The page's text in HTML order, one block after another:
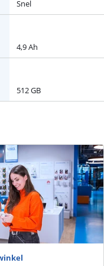
Snel
4,9 Ah
512 GB